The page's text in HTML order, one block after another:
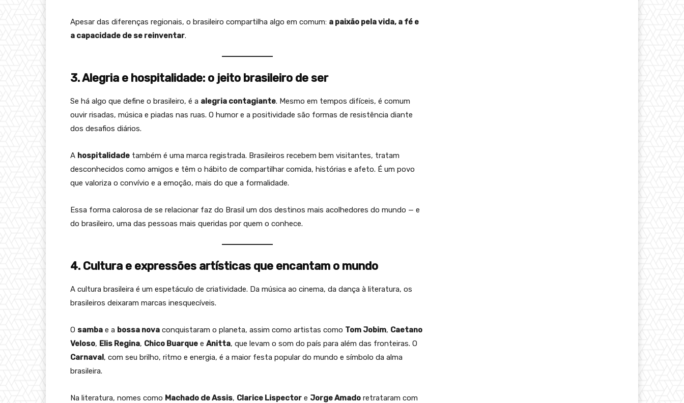
Apesar das diferenças regionais, o brasileiro compartilha algo em comum: a paixão pela vida, a fé e
a capacidade de se reinventar.
3. Alegria e hospitalidade: o jeito brasileiro de ser
Se há algo que define o brasileiro, é a alegria contagiante. Mesmo em tempos difíceis, é comum
ouvir risadas, música e piadas nas ruas. O humor e a positividade são formas de resistência diante
dos desafios diários.
A hospitalidade também é uma marca registrada. Brasileiros recebem bem visitantes, tratam
desconhecidos como amigos e têm o hábito de compartilhar comida, histórias e afeto. É um povo
que valoriza o convívio e a emoção, mais do que a formalidade.
Essa forma calorosa de se relacionar faz do Brasil um dos destinos mais acolhedores do mundo — e
do brasileiro, uma das pessoas mais queridas por quem o conhece.
4. Cultura e expressões artísticas que encantam o mundo
A cultura brasileira é um espetáculo de criatividade. Da música ao cinema, da dança à literatura, os
brasileiros deixaram marcas inesquecíveis.
O samba e a bossa nova conquistaram o planeta, assim como artistas como Tom Jobim, Caetano
Veloso, Elis Regina, Chico Buarque e Anitta, que levam o som do país para além das fronteiras. O
Carnaval, com seu brilho, ritmo e energia, é a maior festa popular do mundo e símbolo da alma
brasileira.
Na literatura, nomes como Machado de Assis, Clarice Lispector e Jorge Amado retrataram com